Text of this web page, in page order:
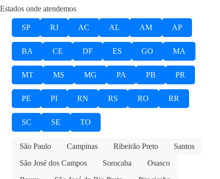
Estados onde atendemos
SP RJ AC AL AM AP
BA CE DF ES GO MA
MT MS MG PA PB PR
PE PI RN RS RO RR
SC SE TO
São Paulo Campinas Ribeirão Preto
Santos
São José dos Campos
Sorocaba
Osasco